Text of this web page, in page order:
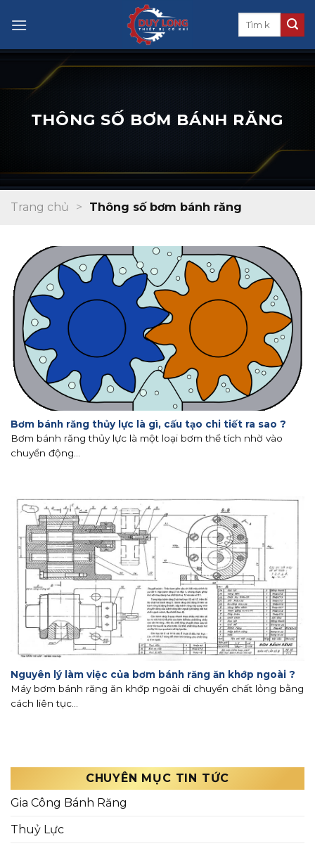
THÔNG SỐ BƠM BÁNH RĂNG
Trang chủ > Thông số bơm bánh răng
Bơm bánh răng thủy lực là gì, cấu tạo chi tiết ra sao ?
Bơm bánh răng thủy lực là một loại bơm thể tích nhờ vào
chuyển động...
Nguyên lý làm việc của bơm bánh răng ăn khớp ngoài ?
Máy bơm bánh răng ăn khớp ngoài di chuyển chất lỏng bằng
cách liên tục...
CHUYÊN MỤC TIN TỨC
Gia Công Bánh Răng
Thuỷ Lực